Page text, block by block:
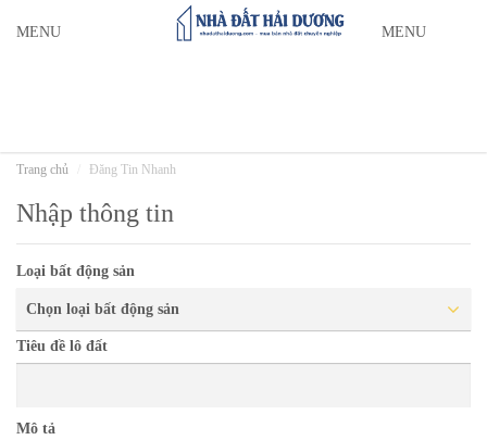
MENU MENU
Trang chủ Đăng Tin Nhanh
Nhập thông tin
Loại bất động sản
Chọn loại bất động sản
Tiêu đề lô đất
Mô tả